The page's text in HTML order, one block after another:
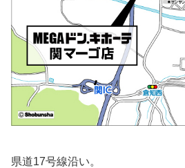
県道17号線沿い。